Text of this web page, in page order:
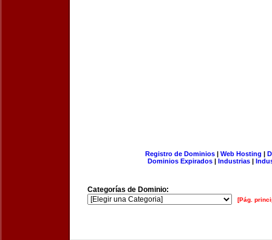
Registro de Dominios| Web Hosting |
Dominios Expirados | Industrias |
Categorías de Dominio:
[Pág.